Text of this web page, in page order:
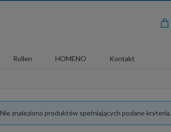
Rollen HOMENO Kontakt
Nie znaleziono produktów spełniających podane kryteria.